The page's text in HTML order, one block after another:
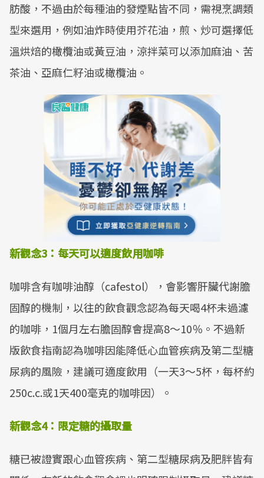
肪酸，不過由於每種油的發煙點皆不同，需視烹調類
型來選用，例如油炸時使用芥花油，煎、炒可選擇低
溫烘焙的橄欖油或黃豆油，涼拌菜可以添加麻油、苦
茶油、亞麻仁籽油或橄欖油。
新觀念3 ： 每天可以適度飲用咖啡
咖啡含有咖啡油醇（cafestol），會影響肝臟代謝膽
固醇的機制，以往的飲食觀念認為每天喝4杯未過濾
的咖啡，1個月左右膽固醇會提高8～10％。不過新
版飲食指南認為咖啡因能降低心血管疾病及第二型糖
尿病的風險，建議可適度飲用（一天3～5杯，每杯約
250c.c.或1天400毫克的咖啡因）。
新觀念4： 限定糖的攝取量
糖已被證實跟心血管疾病、第二型糖尿病及肥胖皆有